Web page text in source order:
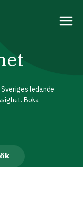
ledande
Boka